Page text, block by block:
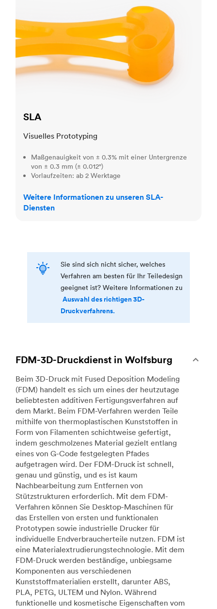
SLA
Visuelles Prototyping
Maßgenauigkeit von ± 0.3% mit einer Untergrenze
von ± 0.3 mm (± 0.012")
Vorlaufzeiten: ab 2 Werktage
Weitere Informationen zu unseren SLA-
Diensten
Sie sind sich nicht sicher, welches
Verfahren am besten für Ihr Teiledesign
geeignet ist? Weitere Informationen zu
Auswahl des richtigen 3D-
Druckverfahrens.
FDM-3D-Druckdienst in Wolfsburg
Beim 3D-Druck mit Fused Deposition Modeling
(FDM) handelt es sich um eines der heutzutage
beliebtesten additiven Fertigungsverfahren auf
dem Markt. Beim FDM-Verfahren werden Teile
mithilfe von thermoplastischen Kunststoffen in
Form von Filamenten schichtweise gefertigt,
indem geschmolzenes Material gezielt entlang
eines von G-Code festgelegten Pfades
aufgetragen wird. Der FDM-Druck ist schnell,
genau und günstig, und es ist kaum
Nachbearbeitung zum Entfernen von
Stützstrukturen erforderlich. Mit dem FDM-
Verfahren können Sie Desktop-Maschinen für
das Erstellen von ersten und funktionalen
Prototypen sowie industrielle Drucker für
individuelle Endverbraucherteile nutzen. FDM ist
eine Materialextrudierungstechnologie. Mit dem
FDM-Druck werden beständige, unbiegsame
Komponenten aus verschiedenen
Kunststoffmaterialien erstellt, darunter ABS,
PLA, PETG, ULTEM und Nylon. Während
funktionelle und kosmetische Eigenschaften vom